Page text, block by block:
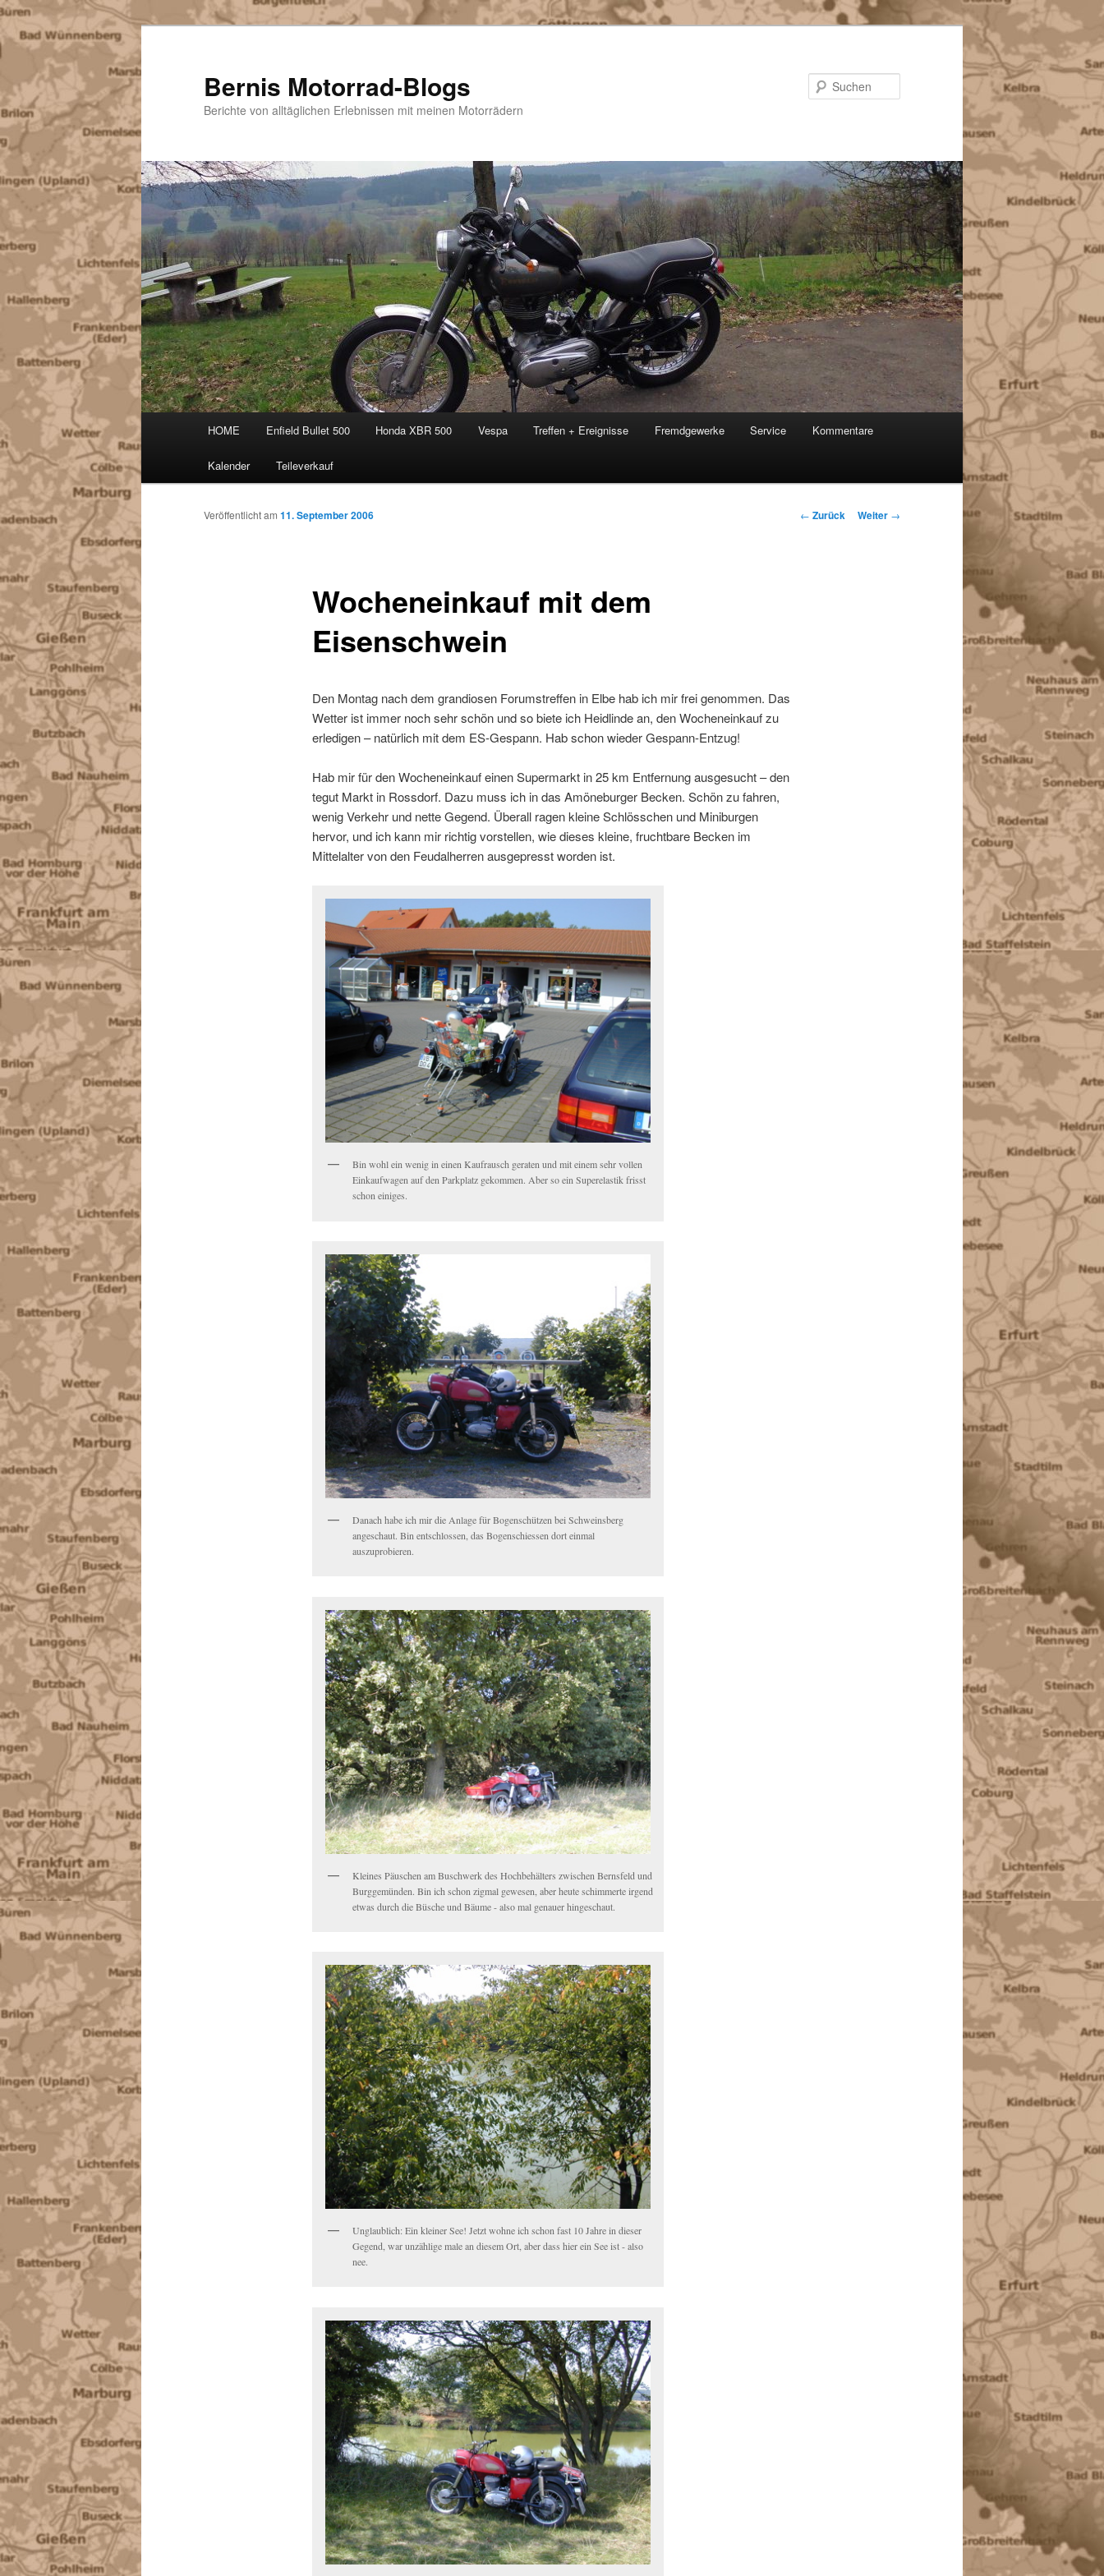
Zum
Inhalt
wechseln
Bernis Motorrad-Blogs
Berichte von alltäglichen Erlebnissen mit meinen Motorrädern
HOME Enfield Bullet 500 Honda XBR 500 Vespa Treffen + Ereignisse Fremdgewerke Service Kommentare
Kalender Teileverkauf
Beitragsnavigation
← Zurück Weiter →
Wocheneinkauf mit dem
Eisenschwein
Veröffentlicht am 11. September 2006
Den Montag nach dem grandiosen Forumstreffen in Elbe hab ich mir frei genommen. Das
Wetter ist immer noch sehr schön und so biete ich Heidlinde an, den Wocheneinkauf zu
erledigen – natürlich mit dem ES-Gespann. Hab schon wieder Gespann-Entzug!
Hab mir für den Wocheneinkauf einen Supermarkt in 25 km Entfernung ausgesucht – den
tegut Markt in Rossdorf. Dazu muss ich in das Amöneburger Becken. Schön zu fahren,
wenig Verkehr und nette Gegend. Überall ragen kleine Schlösschen und Miniburgen
hervor, und ich kann mir richtig vorstellen, wie dieses kleine, fruchtbare Becken im
Mittelalter von den Feudalherren ausgepresst worden ist.
Bin wohl ein wenig in einen Kaufrausch geraten und mit einem sehr vollen
Einkaufwagen auf den Parkplatz gekommen. Aber so ein Superelastik frisst
schon einiges.
Danach habe ich mir die Anlage für Bogenschützen bei Schweinsberg
angeschaut. Bin entschlossen, das Bogenschiessen dort einmal
auszuprobieren.
Kleines Päuschen am Buschwerk des Hochbehälters zwischen Bernsfeld und
Burggemünden. Bin ich schon zigmal gewesen, aber heute schimmerte irgend
etwas durch die Büsche und Bäume - also mal genauer hingeschaut.
Unglaublich: Ein kleiner See! Jetzt wohne ich schon fast 10 Jahre in dieser
Gegend, war unzählige male an diesem Ort, aber dass hier ein See ist - also
nee.